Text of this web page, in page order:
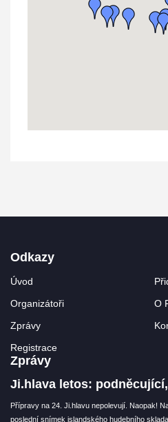
Odkazy
Úvod
Organizátoři
O
Zprávy
Registrace
Zprávy
Ji.hlava letos:
Přípravy na 24. Ji.hlavu nepolevují. Naopak!
poslední snímek islandského hudebního